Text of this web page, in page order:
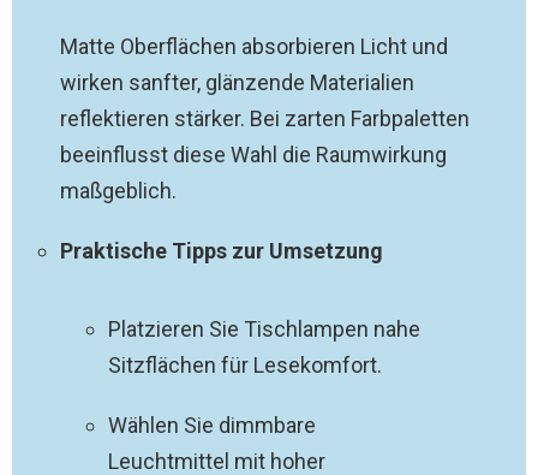
Matte Oberflächen absorbieren Licht und
wirken sanfter, glänzende Materialien
reflektieren stärker. Bei zarten Farbpaletten
beeinflusst diese Wahl die Raumwirkung
maßgeblich.
Praktische Tipps zur Umsetzung
Platzieren Sie Tischlampen nahe
Sitzflächen für Lesekomfort.
Wählen Sie dimmbare
Leuchtmittel mit hoher